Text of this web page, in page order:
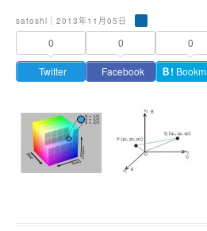
satoshi｜2013年11月05日
0
Twitter
0
Facebook
0
Ｂ!